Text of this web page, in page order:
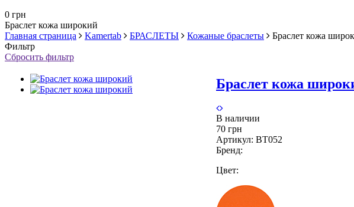
0 грн
Браслет кожа широкий
Главная страница
Kamertab БРАСЛЕТЫ Кожаные браслеты
Браслет кожа
Фильтр
Сбросить фильтр
Браслет кожа
В наличии
70 грн
Артикул: BT052
Бренд:
Цвет: